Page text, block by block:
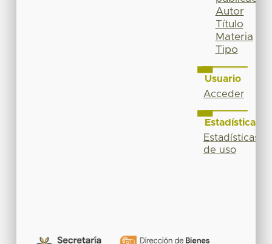
Autor
Título
Materia
Tipo
Usuario
Acceder
Estadísticas
Estadísticas
de uso